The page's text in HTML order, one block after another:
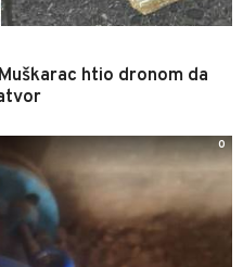
htio dronom da
0